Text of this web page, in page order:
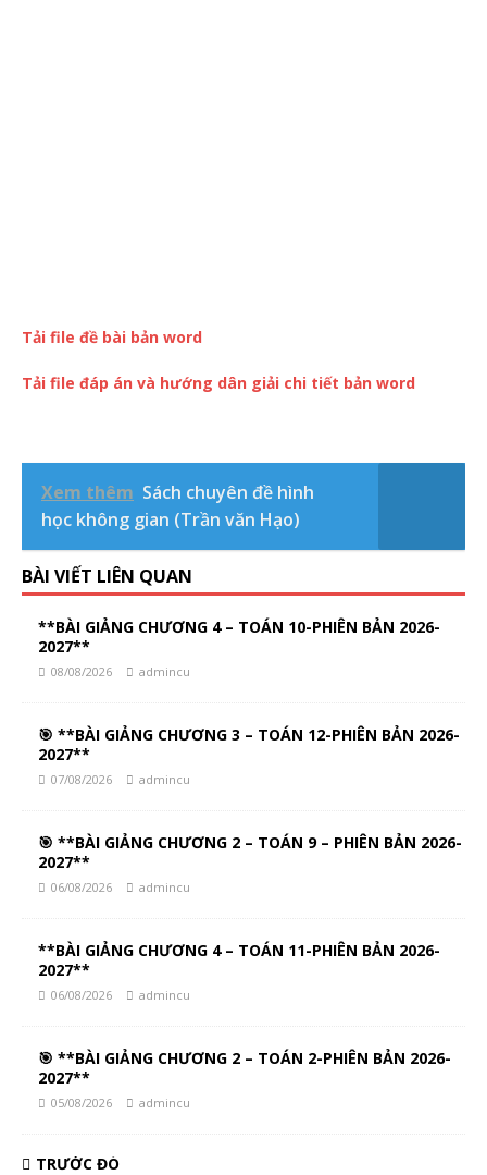
Tải file đề bài bản word
Tải file đáp án và hướng dân giải chi tiết bản word
Xem thêm Sách chuyên đề hình
học không gian (Trần văn Hạo)
BÀI VIẾT LIÊN QUAN
**BÀI GIẢNG CHƯƠNG 4 – TOÁN 10-PHIÊN BẢN 2026-
2027**
08/08/2026 admincu
🎯 **BÀI GIẢNG CHƯƠNG 3 – TOÁN 12-PHIÊN BẢN 2026-
2027**
07/08/2026 admincu
🎯 **BÀI GIẢNG CHƯƠNG 2 – TOÁN 9 – PHIÊN BẢN 2026-
2027**
06/08/2026 admincu
**BÀI GIẢNG CHƯƠNG 4 – TOÁN 11-PHIÊN BẢN 2026-
2027**
06/08/2026 admincu
🎯 **BÀI GIẢNG CHƯƠNG 2 – TOÁN 2-PHIÊN BẢN 2026-
2027**
05/08/2026 admincu
TRƯỚC ĐÓ